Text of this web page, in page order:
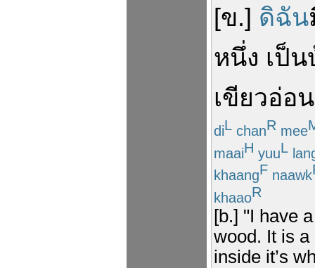
[ข.] ดิฉัน
หนึ่ง เป็น
เขียวอ่อน
diL chanR mee
maaiH yuuL
khaangF naawk
khaaoR
[b.] "I have
wood. It is a
inside it’s